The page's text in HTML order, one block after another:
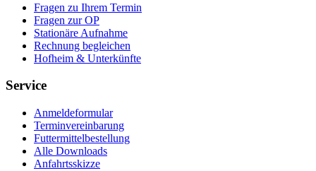
Fragen zu Ihrem Termin
Fragen zur OP
Stationäre Aufnahme
Rechnung begleichen
Hofheim & Unterkünfte
Service
Anmeldeformular
Terminvereinbarung
Futtermittelbestellung
Alle Downloads
Anfahrtsskizze